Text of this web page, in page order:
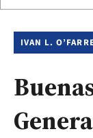
IVAN L.